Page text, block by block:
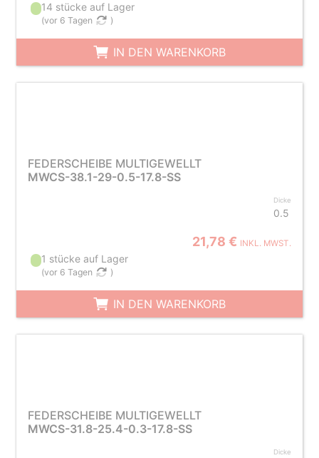
14 stücke auf Lager
(vor 6 Tagen )
IN DEN WARENKORB
FEDERSCHEIBE MULTIGEWELLT
MWCS-38.1-29-0.5-17.8-SS
Dicke
0.5
21,78 € INKL. MWST.
1 stücke auf Lager
(vor 6 Tagen )
IN DEN WARENKORB
FEDERSCHEIBE MULTIGEWELLT
MWCS-31.8-25.4-0.3-17.8-SS
Dicke